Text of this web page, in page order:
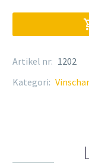
Artikel nr: 1202
Kategori: Vinschar